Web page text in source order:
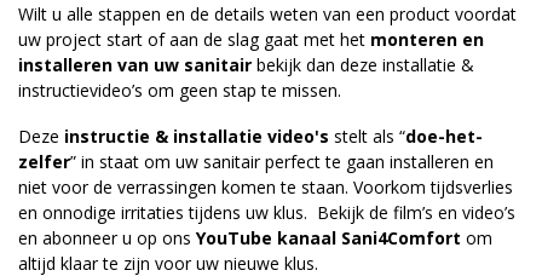
Wilt u alle stappen en de details weten van een product voordat
uw project start of aan de slag gaat met het monteren en
installeren van uw sanitair bekijk dan deze installatie &
instructievideo’s om geen stap te missen.
Deze instructie & installatie video's stelt als “doe-het-
zelfer” in staat om uw sanitair perfect te gaan installeren en
niet voor de verrassingen komen te staan. Voorkom tijdsverlies
en onnodige irritaties tijdens uw klus. Bekijk de film’s en video’s
en abonneer u op ons YouTube kanaal Sani4Comfort om
altijd klaar te zijn voor uw nieuwe klus.